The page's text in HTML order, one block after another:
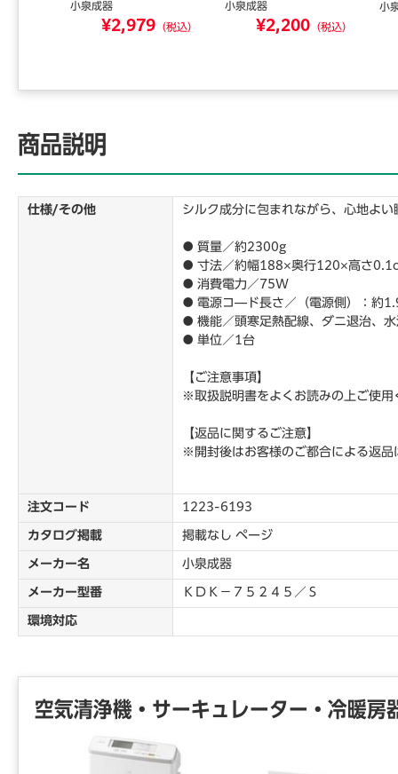
小泉成器
¥2,979 （税込）
小泉成器
¥2,200 （税込）
小
商品説明
仕様/その他 シルク成分に包まれながら、心地よい
● 質量／約2300g
● 寸法／約幅188×奥行120×高さ
● 消費電力／75W
● 電源コ―ド長さ／（電源側）：約
● 機能／頭寒足熱配線、ダニ退治、
● 単位／1台
【ご注意事項】
※取扱説明書をよくお読みの上ご使用
【返品に関するご注意】
※開封後はお客様のご都合による返品
注文コード 1223-6193
カタログ掲載 掲載なし ページ
メーカー名 小泉成器
メーカー型番 ＫＤＫ－７５２４５／Ｓ
環境対応
空気清浄機・サーキュレーター・冷暖房